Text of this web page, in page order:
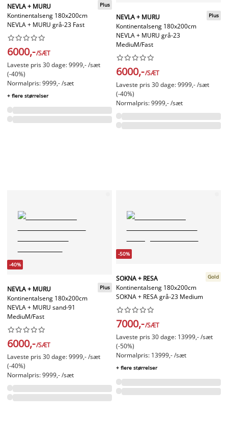
NEVLA + MURU
Kontinentalseng 180x200cm
NEVLA + MURU grå-23 Fast
Plus






6000,-/SÆT
Laveste pris 30 dage: 9999,- /sæt
(-40%)
Normalpris: 9999,- /sæt
+ flere størrelser
NEVLA + MURU
Kontinentalseng 180x200cm
NEVLA + MURU grå-23
MediuM/Fast
Plus






6000,-/SÆT
Laveste pris 30 dage: 9999,- /sæt
(-40%)
Normalpris: 9999,- /sæt
-40%
NEVLA + MURU
Kontinentalseng 180x200cm
NEVLA + MURU sand-91
MediuM/Fast
Plus






6000,-/SÆT
Laveste pris 30 dage: 9999,- /sæt
(-40%)
Normalpris: 9999,- /sæt
-50%
SOKNA + RESA
Kontinentalseng 180x200cm
SOKNA + RESA grå-23 Medium
Gold






7000,-/SÆT
Laveste pris 30 dage: 13999,- /sæt
(-50%)
Normalpris: 13999,- /sæt
+ flere størrelser